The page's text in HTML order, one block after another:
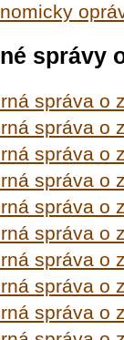
správy
správa o
správa o
správa o
správa o
správa o
správa o
správa o
správa o
správa o